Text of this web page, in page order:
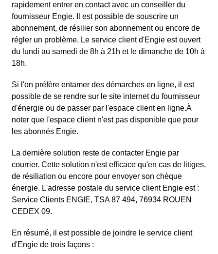
rapidement entrer en contact avec un conseiller du
fournisseur Engie. Il est possible de souscrire un
abonnement, de résilier son abonnement ou encore de
régler un problème. Le service client d'Engie est ouvert
du lundi au samedi de 8h à 21h et le dimanche de 10h à
18h.
Si l'on préfère entamer des démarches en ligne, il est
possible de se rendre sur le site internet du fournisseur
d'énergie ou de passer par l'espace client en ligne.À
noter que l'espace client n'est pas disponible que pour
les abonnés Engie.
La dernière solution reste de contacter Engie par
courrier. Cette solution n'est efficace qu'en cas de litiges,
de résiliation ou encore pour envoyer son chèque
énergie. L'adresse postale du service client Engie est :
Service Clients ENGIE, TSA 87 494, 76934 ROUEN
CEDEX 09.
En résumé, il est possible de joindre le service client
d'Engie de trois façons :